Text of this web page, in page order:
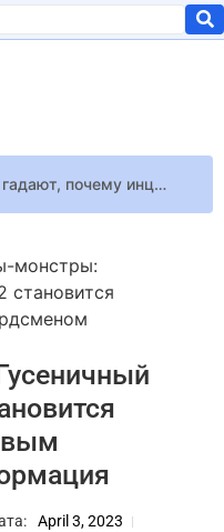
Фанаты гадают, почему инцидент во Вренвуде в Resident Evil Requiem не стал вторым Раккун-сити
Мир, захваченный растениями, и зрелищные сражения в новом трейлере экшена Beast of Reincarnation
монстры:
становится
April 3, 2023